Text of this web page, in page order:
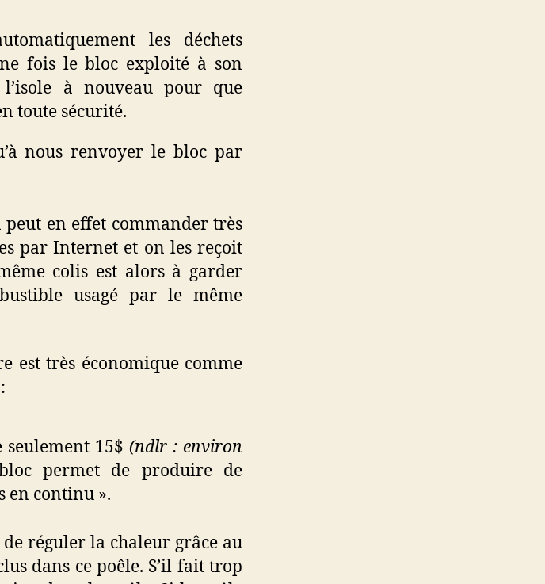
les déchets
fois le bloc exploité à son
à nouveau pour que
toute sécurité.
nous renvoyer le bloc par
peut en effet commander très
par Internet et on les reçoit
colis est alors à garder
usagé par le même
est très économique comme
seulement 15$ (ndlr : environ
permet de produire de
en continu ».
réguler la chaleur grâce au
dans ce poêle. S’il fait trop